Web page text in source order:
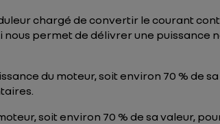
chargé de convertir le courant
nous permet de délivrer une puissance
du moteur, soit environ 70 % de
soit environ 70 % de sa valeur,